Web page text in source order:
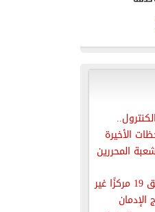
الأخيرة
المحررين
»الصحة تغلق 19 مركزًا غير